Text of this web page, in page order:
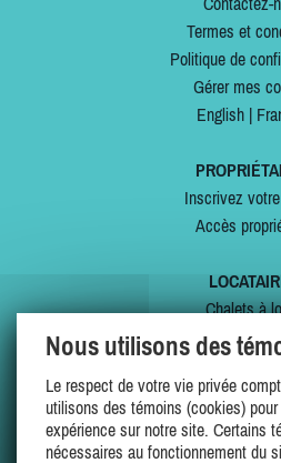
Termes et
Politique de
Gérer mes
English|
Inscrivez
Accès
Chalets à
Chalets à
Offres
Mes
Nous utilisons des
Le respect de votre vie privée
utilisons des témoins (cookies)
expérience sur notre site. Certains
nécessaires au fonctionnement du